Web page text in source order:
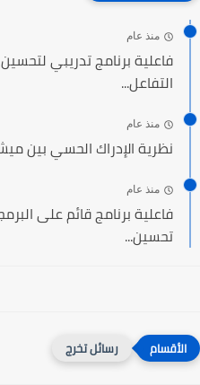
منذ عام
فاعلية برنامج تدريبي
التفاعل...
منذ عام
نظرية الإدراك الحسي بين
منذ عام
فاعلية برنامج قائم على
تحسين...
رسائل تخرج